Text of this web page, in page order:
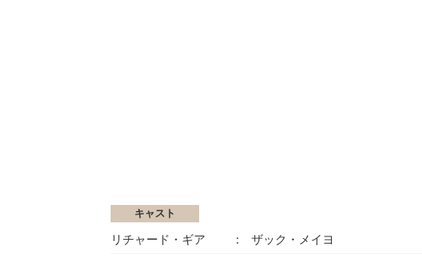
キャスト
リチャード・ギア ザック・メイヨ